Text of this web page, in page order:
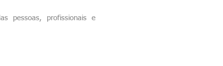
pessoas, profissionais e